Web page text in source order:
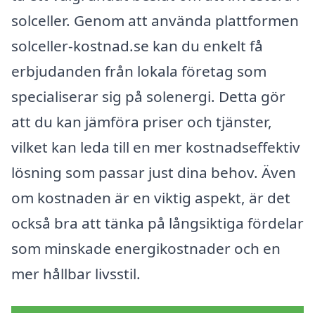
solceller. Genom att använda plattformen
solceller-kostnad.se kan du enkelt få
erbjudanden från lokala företag som
specialiserar sig på solenergi. Detta gör
att du kan jämföra priser och tjänster,
vilket kan leda till en mer kostnadseffektiv
lösning som passar just dina behov. Även
om kostnaden är en viktig aspekt, är det
också bra att tänka på långsiktiga fördelar
som minskade energikostnader och en
mer hållbar livsstil.